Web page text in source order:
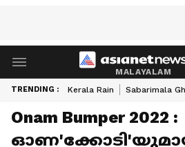
MALAYALAM
TRENDING : Kerala Rain Sabarimala
Onam Bumper 2022 :